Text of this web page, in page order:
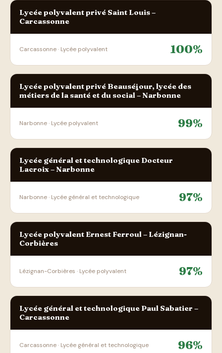
Lycée polyvalent privé Saint Louis –
Carcassonne
Carcassonne · Lycée polyvalent 100%
Lycée polyvalent privé Beauséjour, lycée des
métiers de la santé et du social – Narbonne
Narbonne · Lycée polyvalent 99%
Lycée général et technologique Docteur
Lacroix – Narbonne
Narbonne · Lycée général et technologique 97%
Lycée polyvalent Ernest Ferroul – Lézignan-
Corbières
Lézignan-Corbières · Lycée polyvalent 97%
Lycée général et technologique Paul Sabatier –
Carcassonne
Carcassonne · Lycée général et technologique 96%